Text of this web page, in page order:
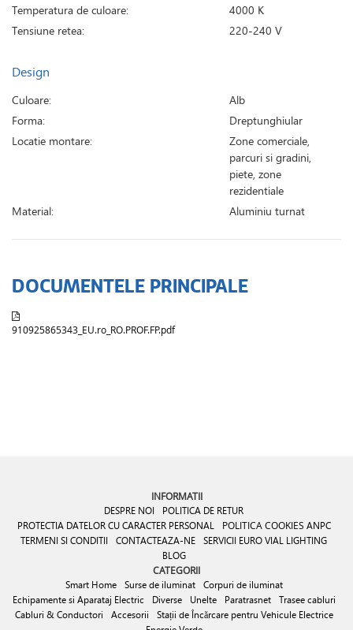
Temperatura de culoare:
4000 K
Tensiune retea:
220-240 V
Design
Culoare:
Alb
Forma:
Dreptunghiular
Locatie montare:
Zone comerciale,
parcuri si gradini,
piete, zone
rezidentiale
Material:
Aluminiu turnat
DOCUMENTELE PRINCIPALE
910925865343_EU.ro_RO.PROF.FP.pdf
INFORMATII
DESPRE NOI
POLITICA DE RETUR
PROTECTIA DATELOR CU CARACTER PERSONAL
POLITICA COOKIES ANPC
TERMENI SI CONDITII
CONTACTEAZA-NE SERVICII EURO VIAL LIGHTING
BLOG
CATEGORII
Smart Home Surse de iluminat
Corpuri de iluminat
Echipamente si Aparataj Electric
Diverse Unelte Paratrasnet
Trasee cabluri
Cabluri & Conductori
Accesorii
Stații de Încărcare pentru Vehicule Electrice